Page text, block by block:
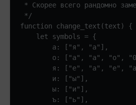
* Скорее всего рандомно
*/
function change_text(text) {
    let symbols = {
        а: ["я", "a"],
о: ["а", "a", "o",
я: ["е", "а", "е",
        и: ["ы"],
        ы: ["и"],
        ъ: ["ь"],